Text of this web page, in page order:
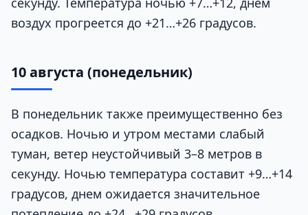
воздух прогреется до +21…+26 градусов.
10 августа (понедельник)
В понедельник также преимущественно без
осадков. Ночью и утром местами слабый
туман, ветер неустойчивый 3–8 метров в
секунду. Ночью температура составит +9…+14
градусов, днем ожидается значительное